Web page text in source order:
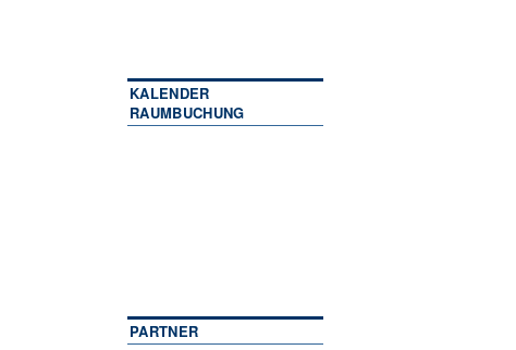
KALENDER
RAUMBUCHUNG
PARTNER